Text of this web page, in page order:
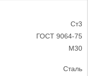
Ст3
ГОСТ 9064-75
М30
Сталь